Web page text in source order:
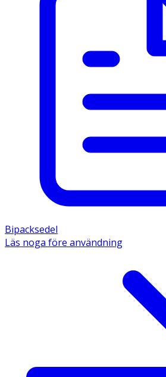
Bipacksedel
Läs noga före användning